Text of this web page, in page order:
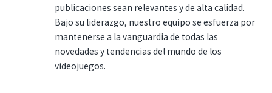
publicaciones sean relevantes y de alta calidad.
Bajo su liderazgo, nuestro equipo se esfuerza por
mantenerse a la vanguardia de todas las
novedades y tendencias del mundo de los
videojuegos.